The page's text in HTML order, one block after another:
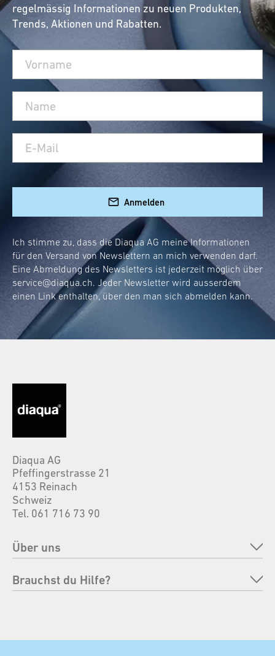
regelmässig Informationen zu neuen Produkten,
Trends, Aktionen und Rabatten.
Anmelden
Ich stimme zu, dass die Diaqua AG meine Informationen
für den Versand von Newslettern an mich verwenden darf.
Eine Abmeldung des Newsletters ist jederzeit möglich über
service@diaqua.ch. Jeder Newsletter wird ausserdem
einen Link enthalten, über den man sich abmelden kann.
Diaqua AG
Pfeffingerstrasse 21
4153 Reinach
Schweiz
Tel. 061 716 73 90
Über uns
Unternehmen
Brauchst du Hilfe?